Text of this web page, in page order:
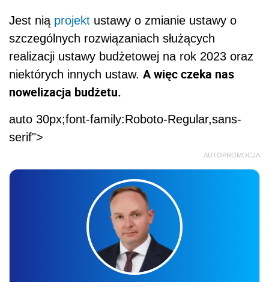
Jest nią projekt ustawy o zmianie ustawy o
szczególnych rozwiązaniach służących
realizacji ustawy budżetowej na rok 2023 oraz
niektórych innych ustaw. A więc czeka nas
nowelizacja budżetu.
auto 30px;font-family:Roboto-Regular,sans-
serif">
AUTOPROMOCJA